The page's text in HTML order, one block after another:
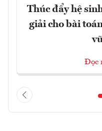
Thúc đẩy hệ
giải cho bài
Đọc